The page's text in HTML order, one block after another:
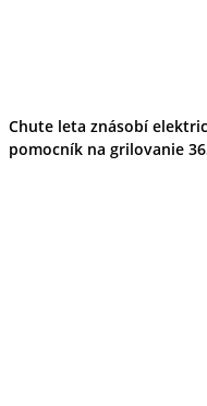
Chute leta znásobí
pomocník na grilovanie